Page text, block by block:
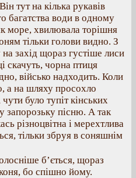
тут на кілька рукавів
багатства води в одному
море, хвилювала торішня
тільки голови видно. З
на захід щораз густіше лиси
скачуть, чорна птиця
військо надходить. Коли
а на шляху просохло
було тупіт кінських
запорозьку пісню. А так
різноцвітна і мерехтлива
тільки збруя в соняшнім
б’ється, щораз
бо спішно йому.